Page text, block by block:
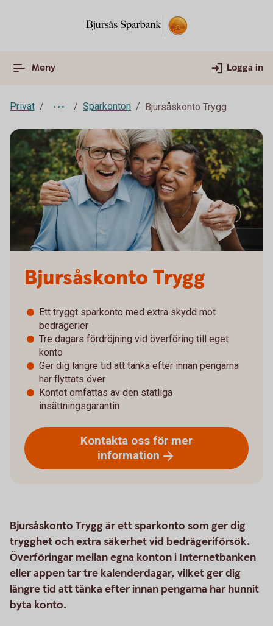
Meny Logga in
Privat Sparkonton Bjursåskonto Trygg
Bjursåskonto Trygg
Ett tryggt sparkonto med extra skydd mot
bedrägerier
Tre dagars fördröjning vid överföring till eget
konto
Ger dig längre tid att tänka efter innan pengarna
har flyttats över
Kontot omfattas av den statliga
insättningsgarantin
Kontakta oss för mer
information
Bjursåskonto Trygg är ett sparkonto som ger dig
trygghet och extra säkerhet vid bedrägeriförsök.
Överföringar mellan egna konton i Internetbanken
eller appen tar tre kalenderdagar, vilket ger dig
längre tid att tänka efter innan pengarna har hunnit
byta konto.